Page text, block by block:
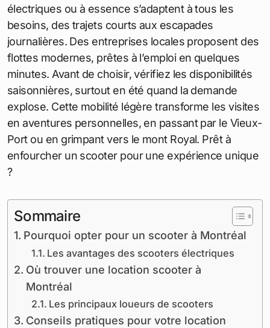
électriques ou à essence s’adaptent à tous les
besoins, des trajets courts aux escapades
journalières. Des entreprises locales proposent des
flottes modernes, prêtes à l’emploi en quelques
minutes. Avant de choisir, vérifiez les disponibilités
saisonnières, surtout en été quand la demande
explose. Cette mobilité légère transforme les visites
en aventures personnelles, en passant par le Vieux-
Port ou en grimpant vers le mont Royal. Prêt à
enfourcher un scooter pour une expérience unique
?
Sommaire
Pourquoi opter pour un scooter à Montréal
Les avantages des scooters électriques
Où trouver une location scooter à
Montréal
Les principaux loueurs de scooters
Conseils pratiques pour votre location